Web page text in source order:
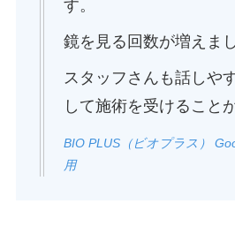
す。
鏡を見る回数が増えま
スタッフさんも話しや
して施術を受けること
BIO PLUS（ビオプラス）
用